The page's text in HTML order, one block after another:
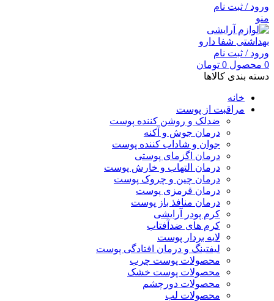
ورود / ثبت نام
منو
ورود / ثبت نام
0 محصول 0 تومان
دسته بندی کالاها
خانه
مراقبت از پوست
ضدلک و روشن کننده پوست
درمان جوش و آکنه
جوان و شاداب کننده پوست
درمان اگزمای پوستی
درمان التهاب و خارش پوست
درمان چین و چروک پوست
درمان قرمزی پوست
درمان منافذ باز پوست
کرم پودر آرایشی
کرم های ضدآفتاب
لایه بردار پوست
لیفتینگ و درمان افتادگی پوست
محصولات پوست چرب
محصولات پوست خشک
محصولات دورچشم
محصولات لب